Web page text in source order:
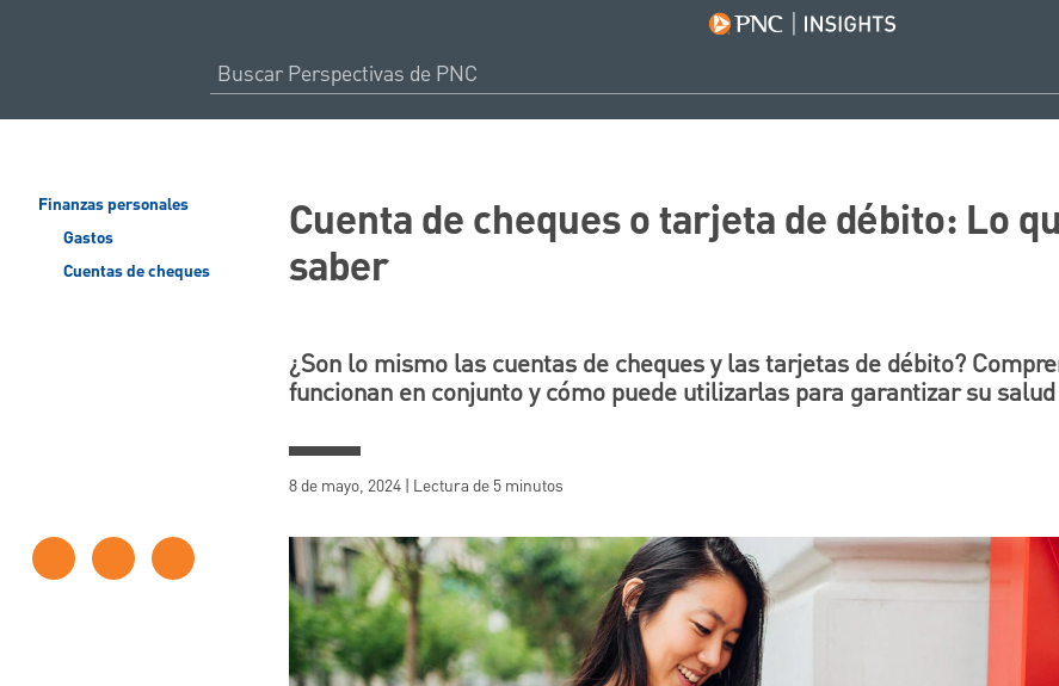
Finanzas personales
Gastos
Cuentas de cheques
Cuenta de cheques o tarjeta de débito: Lo
saber
¿Son lo mismo las cuentas de cheques y las tarjetas de débito?
funcionan en conjunto y cómo puede utilizarlas para garantizar su
8 de mayo, 2024 | Lectura de 5 minutos